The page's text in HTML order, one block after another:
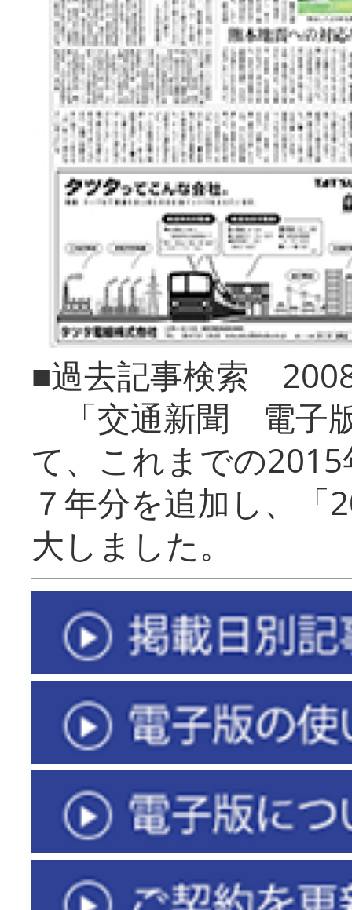
■過去記事検索
「交通新聞 電子
て、これまでの
７年分を追加し、「
大しまし